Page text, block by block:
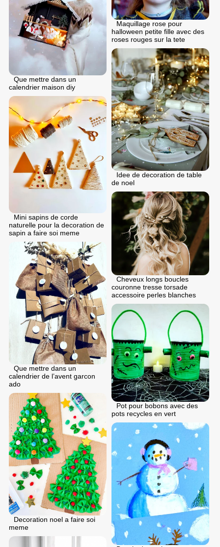
Maquillage rose pour
halloween petite fille avec des
roses rouges sur la tete
Que mettre dans un
calendrier maison diy
Idee de decoration de table
de noel
Mini sapins de corde
naturelle pour la decoration de
sapin a faire soi meme
Cheveux longs boucles
couronne tresse torsade
accessoire perles blanches
Que mettre dans un
calendrier de l’avent garcon
ado
Pot pour bobons avec des
pots recycles en vert
Decoration noel a faire soi
meme